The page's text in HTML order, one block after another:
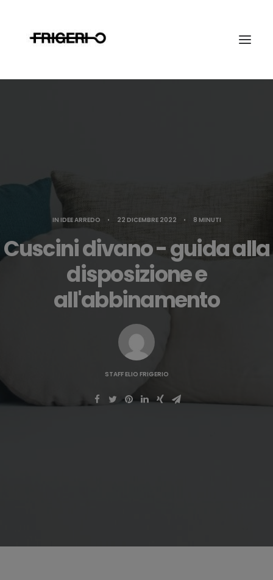
IN IDEE ARREDO • 22 DICEMBRE 2022 • 8 MINUTI
Cuscini divano - guida alla
disposizione e
all'abbinamento
STAFF ELIO FRIGERIO